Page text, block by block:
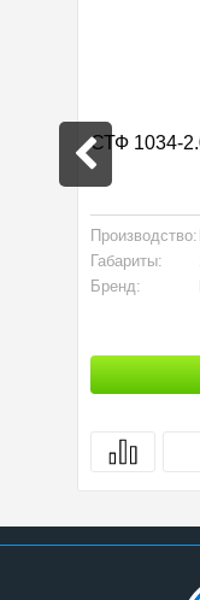
СТФ 1034-
Производство:
Габариты:
Бренд: